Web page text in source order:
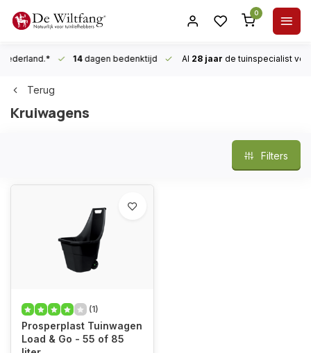
0
14dagen bedenktijd Al 28 jaar de tuinspecialist
Terug
Kruiwagens
Filters
(1)
Prosperplast Tuinwagen
Load & Go - 55 of 85